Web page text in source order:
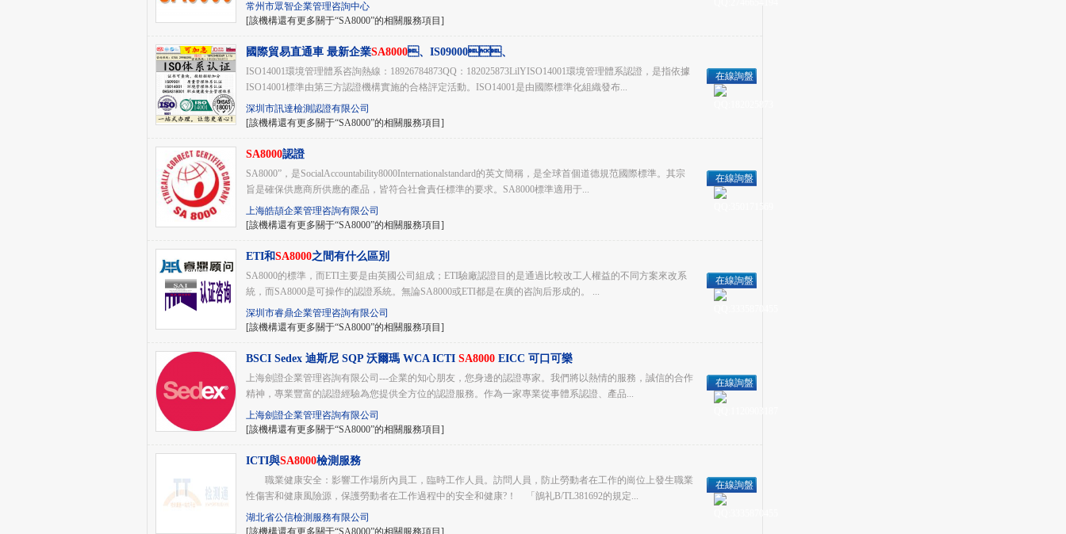
常州市眾智企業管理咨詢中心
[該機構還有更多關于“SA8000”的相關服務項目]
國際貿易直通車 最新企業SA8000、IS09000、
ISO14000、OHSAS18000國際
ISO14001環境管理體系咨詢熱線：18926784873QQ：182025873LilYISO14001環境管理體系認證，是指依據
ISO14001標準由第三方認證機構實施的合格評定活動。ISO14001是由國際標準化組織發布...
深圳市訊達檢測認證有限公司
[該機構還有更多關于“SA8000”的相關服務項目]
在線詢盤
SA8000認證
SA8000”，是SocialAccountability8000Internationalstandard的英文簡稱，是全球首個道德規范國際標準。其宗
旨是確保供應商所供應的產品，皆符合社會責任標準的要求。SA8000標準適用于...
上海皓頡企業管理咨詢有限公司
[該機構還有更多關于“SA8000”的相關服務項目]
在線詢盤
ETI和SA8000之間有什么區別
SA8000的標準，而ETI主要是由英國公司組成；ETI驗廠認證目的是通過比較改工人權益的不同方案來改系
統，而SA8000是可操作的認證系統。無論SA8000或ETI都是在廣的咨詢后形成的。 ...
深圳市睿鼎企業管理咨詢有限公司
[該機構還有更多關于“SA8000”的相關服務項目]
在線詢盤
BSCI Sedex 迪斯尼 SQP 沃爾瑪 WCA ICTI SA8000 EICC 可口可樂
上海劍證企業管理咨詢有限公司---企業的知心朋友，您身邊的認證專家。我們將以熱情的服務，誠信的合作
精神，專業豐富的認證經驗為您提供全方位的認證服務。作為一家專業從事體系認證、產品...
上海劍證企業管理咨詢有限公司
[該機構還有更多關于“SA8000”的相關服務項目]
在線詢盤
ICTI與SA8000檢測服務
職業健康安全：影響工作場所內員工，臨時工作人員。訪問人員，防止勞動者在工作的崗位上發生職業
性傷害和健康風險源，保護勞動者在工作過程中的安全和健康?！ 「鶕礼B/TL381692的規定...
湖北省公信檢測服務有限公司
[該機構還有更多關于“SA8000”的相關服務項目]
在線詢盤